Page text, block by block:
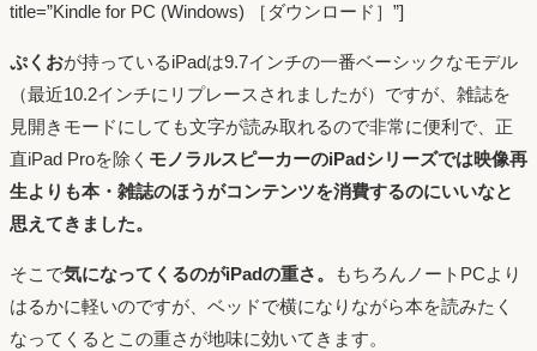
title=”Kindle for PC (Windows) ［ダウンロード］”]
ぷくおが持っているiPadは9.7インチの一番ベーシックなモデル
（最近10.2インチにリプレースされましたが）ですが、雑誌を
見開きモードにしても文字が読み取れるので非常に便利で、正
直iPad Proを除く モノラルスピーカーのiPadシリーズでは映像再
生よりも本・雑誌のほうがコンテンツを消費するのにいいなと
思えてきました。
そこで気になってくるのがiPadの重さ。
もちろんノートPCより
はるかに軽いのですが、ベッドで横になりながら本を読みたく
なってくるとこの重さが地味に効いてきます。